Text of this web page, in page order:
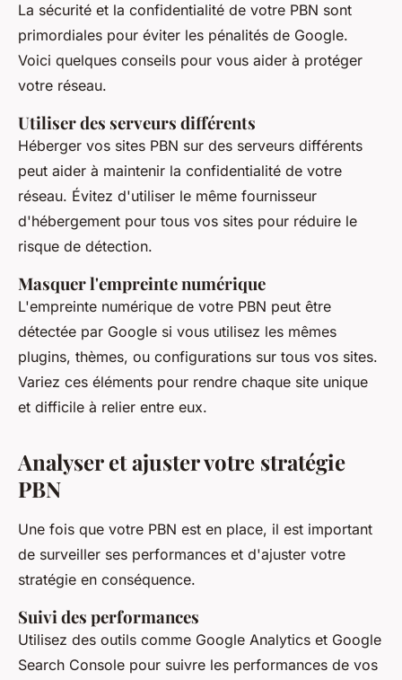
La sécurité et la confidentialité de votre PBN sont
primordiales pour éviter les pénalités de Google.
Voici quelques conseils pour vous aider à protéger
votre réseau.
Utiliser des serveurs différents
Héberger vos sites PBN sur des serveurs différents
peut aider à maintenir la confidentialité de votre
réseau. Évitez d'utiliser le même fournisseur
d'hébergement pour tous vos sites pour réduire le
risque de détection.
Masquer l'empreinte numérique
L'empreinte numérique de votre PBN peut être
détectée par Google si vous utilisez les mêmes
plugins, thèmes, ou configurations sur tous vos sites.
Variez ces éléments pour rendre chaque site unique
et difficile à relier entre eux.
Analyser et ajuster votre stratégie
PBN
Une fois que votre PBN est en place, il est important
de surveiller ses performances et d'ajuster votre
stratégie en conséquence.
Suivi des performances
Utilisez des outils comme Google Analytics et Google
Search Console pour suivre les performances de vos